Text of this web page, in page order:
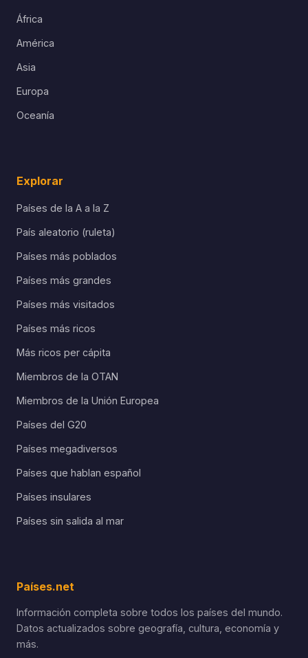
África
América
Asia
Europa
Oceanía
Explorar
Países de la A a la Z
País aleatorio (ruleta)
Países más poblados
Países más grandes
Países más visitados
Países más ricos
Más ricos per cápita
Miembros de la OTAN
Miembros de la Unión Europea
Países del G20
Países megadiversos
Países que hablan español
Países insulares
Países sin salida al mar
Países.net
Información completa sobre todos los países del mundo.
Datos actualizados sobre geografía, cultura, economía y
más.